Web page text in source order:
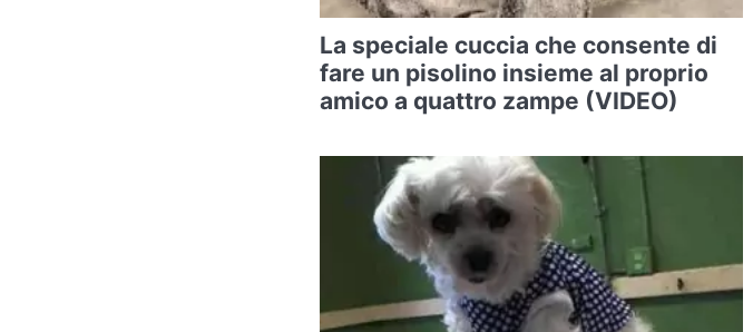
La speciale cuccia che consente di
fare un pisolino insieme al proprio
amico a quattro zampe (VIDEO)